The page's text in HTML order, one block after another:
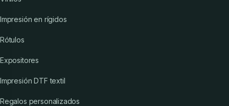
Impresión en rígidos
Rótulos
Expositores
Impresión DTF textil
Regalos personalizados